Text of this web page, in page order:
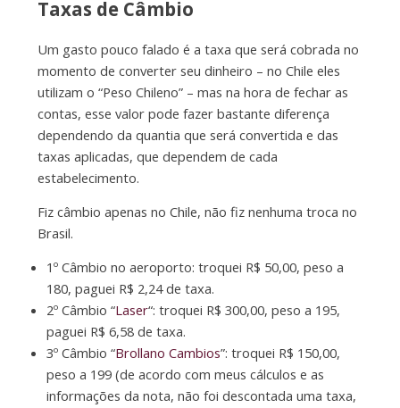
Taxas de Câmbio
Um gasto pouco falado é a taxa que será cobrada no
momento de converter seu dinheiro – no Chile eles
utilizam o “Peso Chileno” – mas na hora de fechar as
contas, esse valor pode fazer bastante diferença
dependendo da quantia que será convertida e das
taxas aplicadas, que dependem de cada
estabelecimento.
Fiz câmbio apenas no Chile, não fiz nenhuma troca no
Brasil.
1º Câmbio no aeroporto: troquei R$ 50,00, peso a
180, paguei R$ 2,24 de taxa.
2º Câmbio “Laser“: troquei R$ 300,00, peso a 195,
paguei R$ 6,58 de taxa.
3º Câmbio “Brollano Cambios”: troquei R$ 150,00,
peso a 199 (de acordo com meus cálculos e as
informações da nota, não foi descontada uma taxa,